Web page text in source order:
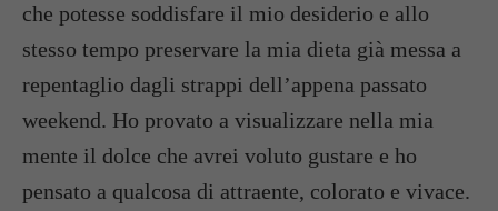
che potesse soddisfare il mio desiderio e allo
stesso tempo preservare la mia dieta già messa a
repentaglio dagli strappi dell’appena passato
weekend. Ho provato a visualizzare nella mia
mente il dolce che avrei voluto gustare e ho
pensato a qualcosa di attraente, colorato e vivace.